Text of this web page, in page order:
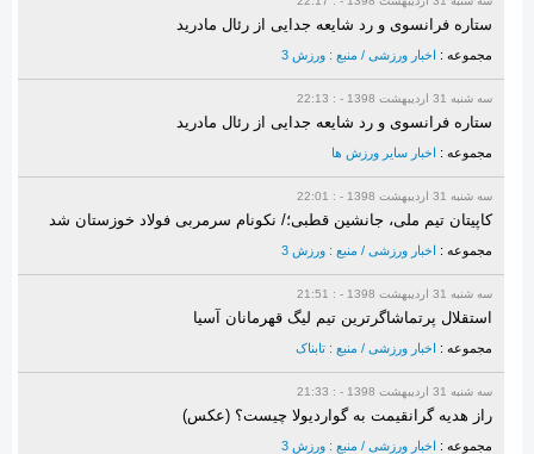
ستاره فرانسوی و رد شایعه جدایی از رئال مادرید
مجموعه : اخبار ورزشی / منبع : ورزش 3
سه شنبه 31 ارديبهشت 1398 - : 22:13
ستاره فرانسوی و رد شایعه جدایی از رئال مادرید
مجموعه : اخبار سایر ورزش ها
سه شنبه 31 ارديبهشت 1398 - : 22:01
کاپیتان تیم ملی، جانشین قطبی؛/ نکونام سرمربی فولاد خوزستان شد
مجموعه : اخبار ورزشی / منبع : ورزش 3
سه شنبه 31 ارديبهشت 1398 - : 21:51
استقلال پرتماشاگرترین تیم لیگ قهرمانان آسیا
مجموعه : اخبار ورزشی / منبع : تابناک
سه شنبه 31 ارديبهشت 1398 - : 21:33
راز هدیه گرانقیمت به گواردیولا چیست؟ (عکس)
مجموعه : اخبار ورزشی / منبع : ورزش 3